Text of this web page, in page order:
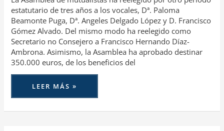
estatutario de tres años a los vocales, Dª. Paloma
Beamonte Puga, Dª. Angeles Delgado López y D. Francisco
Gómez Alvado. Del mismo modo ha reelegido como
Secretario no Consejero a Francisco Hernando Díaz-
Ambrona. Asimismo, la Asamblea ha aprobado destinar
350.000 euros, de los beneficios del
LEER MÁS »